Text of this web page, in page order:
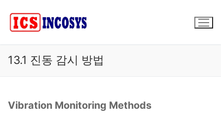
13.1 진동 감시 방법
Vibration Monitoring Methods